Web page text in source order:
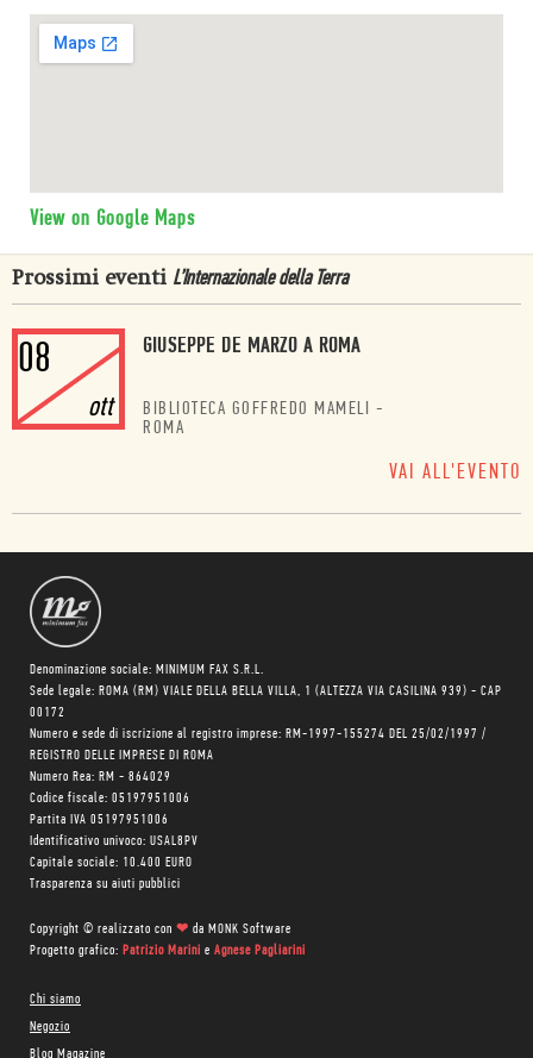
View on Google Maps
Prossimi eventi L’Internazionale della Terra
08
ott
GIUSEPPE DE MARZO A ROMA
BIBLIOTECA GOFFREDO MAMELI
-
ROMA
VAI ALL'EVENTO
Denominazione sociale: MINIMUM FAX S.R.L.
Sede legale: ROMA (RM) VIALE DELLA BELLA VILLA, 1 (ALTEZZA VIA CASILINA 939) - CAP
00172
Numero e sede di iscrizione al registro imprese: RM-1997-155274 DEL 25/02/1997 /
REGISTRO DELLE IMPRESE DI ROMA
Numero Rea: RM - 864029
Codice fiscale: 05197951006
Partita IVA 05197951006
Identificativo univoco: USAL8PV
Capitale sociale: 10.400 EURO
Trasparenza su aiuti pubblici
Copyright © realizzato con ❤ da MONK Software
Progetto grafico: Patrizio Marini e Agnese Pagliarini
Chi siamo
Negozio
Blog Magazine